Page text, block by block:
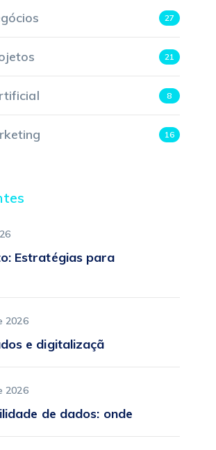
27
21
8
16
Estratégias para
2026
e digitalizaçã
2026
de dados: onde